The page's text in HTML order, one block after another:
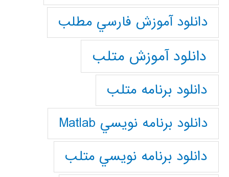
دانلود آموزش فارسي مطلب
دانلود آموزش متلب
دانلود برنامه متلب
دانلود برنامه نويسي Matlab
دانلود برنامه نويسي متلب